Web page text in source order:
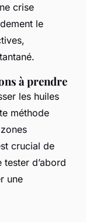
crise
le
à prendre
les huiles
méthode
crucial de
d’abord
une